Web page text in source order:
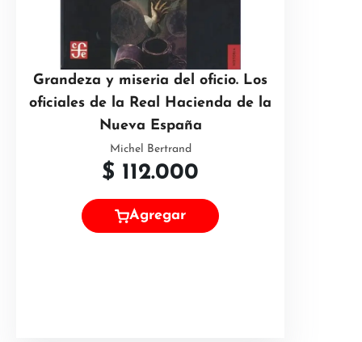
Grandeza y miseria del oficio. Los
oficiales de la Real Hacienda de la
Nueva España
Michel Bertrand
$ 112.000
Agregar